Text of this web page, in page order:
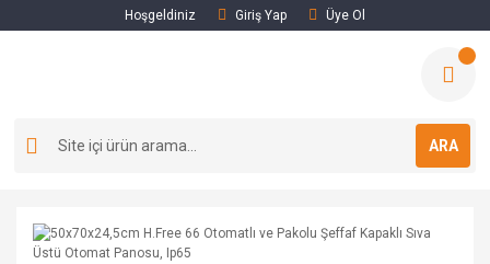
Hoşgeldiniz Giriş Yap Üye Ol
ARA